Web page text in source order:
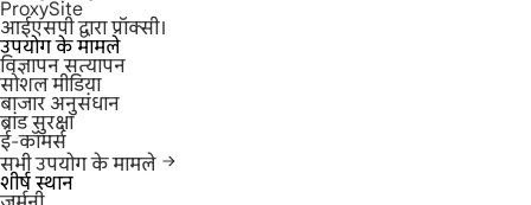
ProxySite
आईएसपी द्वारा प्रॉक्सी।
उपयोग के मामले
विज्ञापन सत्यापन
सोशल मीडिया
बाजार अनुसंधान
ब्रांड सुरक्षा
ई-कॉमर्स
सभी उपयोग के मामले
शीर्ष स्थान